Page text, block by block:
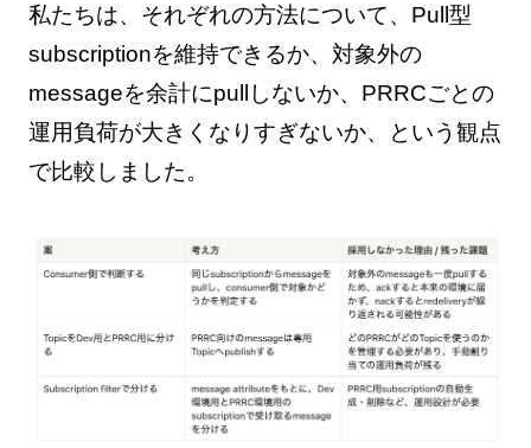
私たちは、それぞれの方法について、Pull型
subscriptionを維持できるか、対象外の
messageを余計にpullしないか、PRRCごとの
運用負荷が大きくなりすぎないか、という観点
で比較しました。